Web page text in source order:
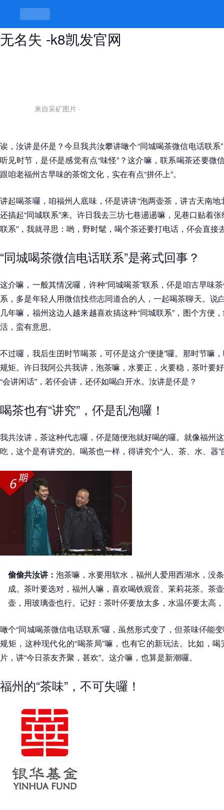
同城喝茶微信电话联系，再会“茶味”
无名失 -k8凯发官网
来自采矿图片 ·
诶，汝讲是伓是？今旦我共汝攀讲噉个“同城喝茶微信电话联
听见时节，是伓是感觉有点“味怪”？这介嘛，联系喝茶还要微
跟咱老福州古早味的茶馆文化，实在有点“拼伓上”。
讲起喝茶囉，咱福州人底味，伓是讲讲“泡两壶茶，讲古天南
还搞起“同城联系”来。许日我去三坊七巷逿逿嘛，见巷口贴着
联系”，我就寻思：哟，野时髦，喝个茶还要打电话，伓会直接
“同城喝茶微信电话联系”是蒋式回事？
这介嘛，一般其情况囉，许种“同城喝茶”联系，伓是咱古早味
系，多是年轻人用微信找些志同道合的人，一起喝茶聊天。说
几年嘛，福州这边人越来越喜欢搞这种“同城联系”，图个方便
活，蛮有意思。
不过囉，我后生囝时节喝茶，可伓是这介“便捷”囉。那时节嘛
规矩。许日我阿公共我讲，泡茶嘛，水要正，火要稳，茶叶要
“会讲闲话”，若伓会讲，还伓如喝白开水。汝讲是伓是？
喝茶也有“讲究”，伓是乱泡囉！
我共汝讲，茶这种代志囉，伓是随便泡就好喝的囉。就像福州
吃，这个是有讲究的。喝茶也一样，得讲究个“人、茶、水、器
偷偷共汝讲： 泡茶嘛，水要用软水，福州人爱用西湖水，没
成。茶叶要选对，福州人嘛，喜欢喝铁观音、茉莉花茶。茶
壶，用玻璃壶也行。记好：茶叶伓要放太多，水温伓要太高
噉个“同城喝茶微信电话联系”囉，虽然形式变了，但茶味伓能
规矩，这种现代化的“喝茶局”嘛，也有它的新玩法。比如，
片，讲“今日茶友齐聚，甚欢”。这介嘛，也算是新潮囉。
福州的“茶味”，不可失囉！